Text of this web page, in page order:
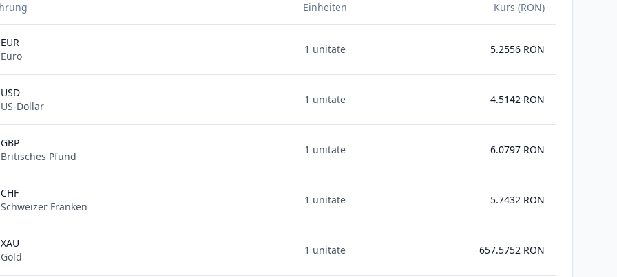
Einheiten Kurs (RON)
EUR
Euro
1 unitate 5.2556 RON
USD
US-Dollar
1 unitate 4.5142 RON
GBP
Britisches Pfund
1 unitate 6.0797 RON
CHF
Schweizer Franken
1 unitate 5.7432 RON
XAU
Gold
1 unitate 657.5752 RON